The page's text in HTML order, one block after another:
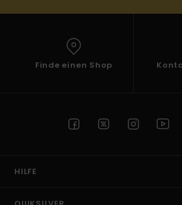
Finde einen Shop
HILFE